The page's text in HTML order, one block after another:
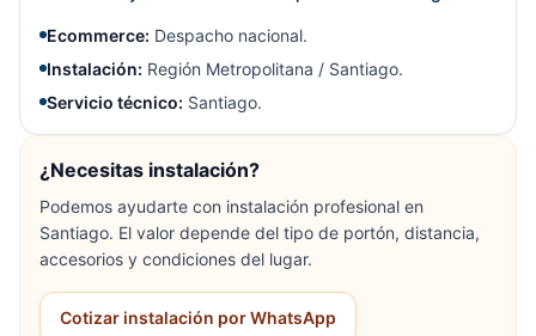
Ecommerce: Despacho nacional.
Instalación: Región Metropolitana / Santiago.
Servicio técnico: Santiago.
¿Necesitas instalación?
Podemos ayudarte con instalación profesional en
Santiago. El valor depende del tipo de portón, distancia,
accesorios y condiciones del lugar.
Cotizar instalación por WhatsApp